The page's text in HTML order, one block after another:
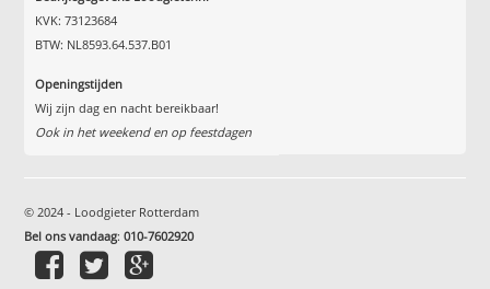
KVK: 73123684
BTW: NL8593.64.537.B01
Openingstijden
Wij zijn dag en nacht bereikbaar!
Ook in het weekend en op feestdagen
© 2024 - Loodgieter Rotterdam
Bel ons vandaag:010-7602920